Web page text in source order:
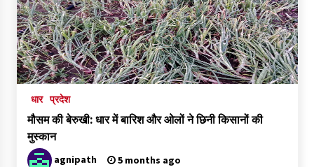
धार प्रदेश
मौसम की बेरुखी: धार में बारिश और ओलों ने छिनी किसानों की
मुस्कान
agnipath 5 months ago